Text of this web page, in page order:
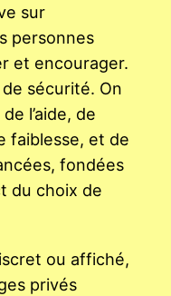
sur
personnes
et encourager.
sécurité. On
l’aide, de
faiblesse, et de
fondées
du choix de
ou affiché,
privés